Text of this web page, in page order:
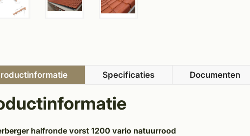
Specificaties Documenten
halfronde vorst 1200 vario natuurrood